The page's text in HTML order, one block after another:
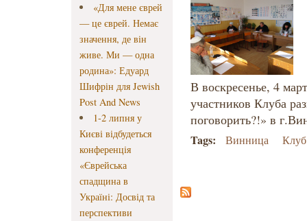
«Для мене єврей
— це єврей. Немає
значення, де він
живе. Ми — одна
родина»: Едуард
Шифрін для Jewish
Post And News
1-2 липня у
Києві відбудеться
конференція
«Єврейська
спадщина в
Україні: Досвід та
перспективи
В воскресенье, 4
участников Клуба
поговорить?!» в
Tags: Винница Клуб